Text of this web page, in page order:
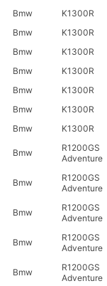
Bmw K1300R
Bmw
K1300R
Bmw
K1300R
Bmw
K1300R
Bmw
K1300R
Bmw
K1300R
Bmw
K1300R
Bmw
R1200GS
Adventure
Bmw
R1200GS
Adventure
Bmw
R1200GS
Adventure
Bmw
R1200GS
Adventure
Bmw
R1200GS
Adventure